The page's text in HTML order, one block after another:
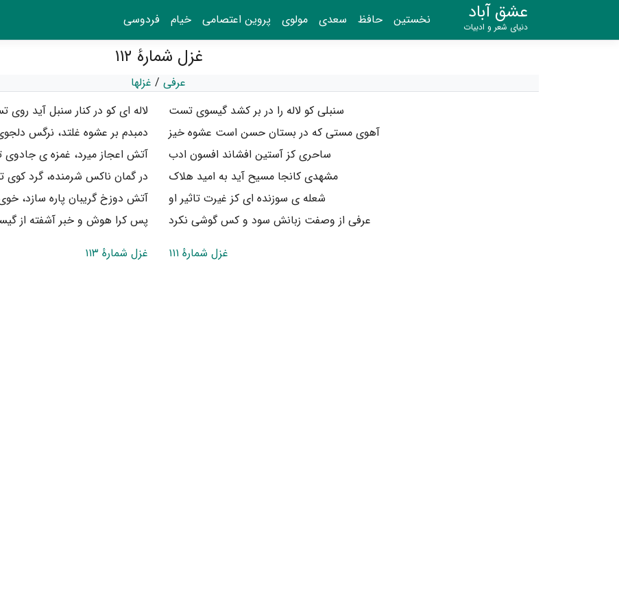
عشق آباد
دنیای شعر و ادبیات نخستین حافظ سعدی مولوی پروین اعتصامی خیام فردوسی
غزل شمارهٔ ۱۱۲
عرفی / غزلها
سنبلی کو لاله را در بر کشد گیسوی تست
لاله ای کو در کنار سنبل آید روی
آهوی مستی که در بستان حسن است عشوه خیز
دمبدم بر عشوه غلتد، نرگس
ساحری کز آستین افشاند افسون ادب
آتش اعجاز میرد، غمزه ی
مشهدی کانجا مسیح آید به امید هلاک
در گمان ناکس شرمنده، گرد
شعله ی سوزنده ای کز غیرت تاثیر او
آتش دوزخ گریبان پاره سازد،
عرفی از وصفت زبانش سود و کس گوشی نکرد
پس کرا هوش و خبر آشفته از
غزل شمارهٔ ۱۱۱
غزل شمارهٔ ۱۱۳